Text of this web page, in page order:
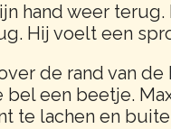
hand weer
Hij voelt een
de rand van
bel een beetje.
te lachen en